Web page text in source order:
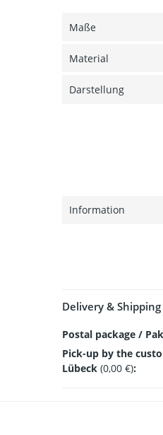
Maße
Material
Darstellung
Information
Delivery & Shipping
Postal package /
Pick-up by the
Lübeck (0,00 €):